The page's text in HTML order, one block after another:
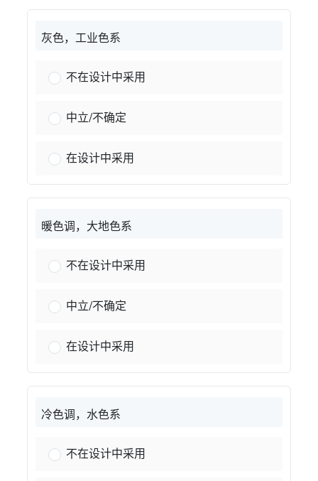
灰色，工业色系
灰色、工业色：
不在设计中采用
灰色、工业色：
中立/不确定
灰色、工业色：
在设计中采用
暖色调，大地色系
温暖的大地色系：
不在设计中采用
温暖的大地色系：
中立/不确定
温暖的大地色系：
在设计中采用
冷色调，水色系
清爽的水生色调：
不在设计中采用